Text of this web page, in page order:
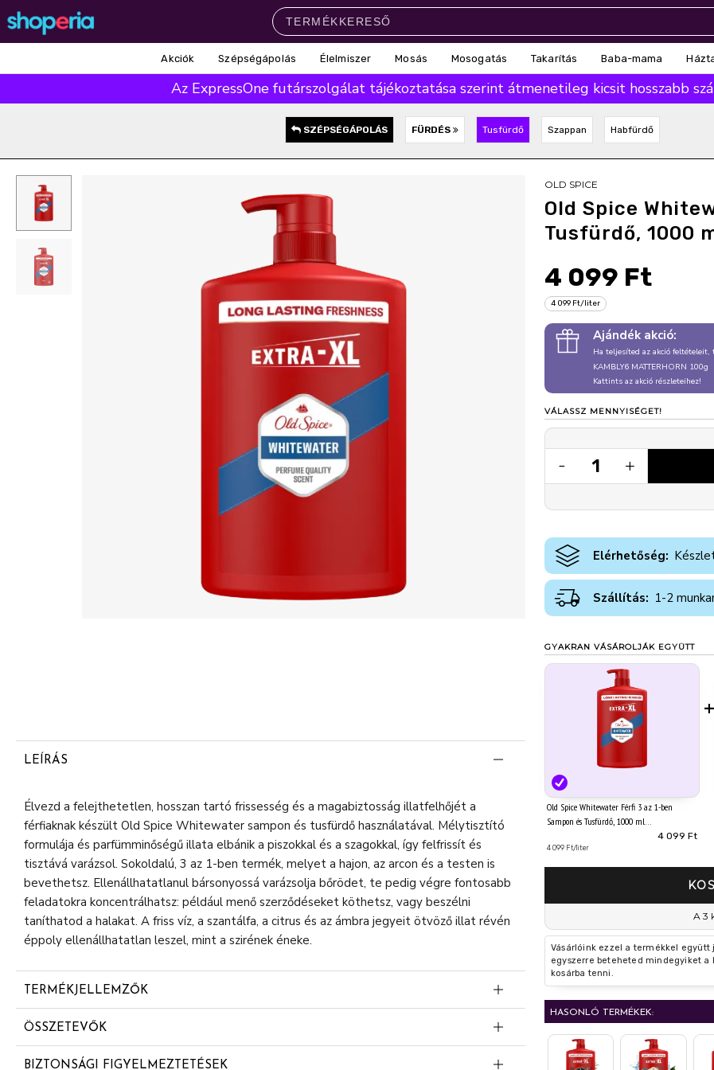
Élelmiszer
Népszerű márkák
Népszerű keresések
leukoplast finish
Akciók Szépségápolás Élelmiszer Mosás Mosogatás Takarítás Baba-mama
Az ExpressOne futárszolgálat tájékoztatása szerint átmenetileg kicsit hosszabb
SZÉPSÉGÁPOLÁS FÜRDÉS Tusfürdő Szappan Habfürdő
OLD SPICE
Old Spice
Tusfürdő, 1000
4 099 Ft
4 099 Ft/liter
Ajándék akció:
Ha teljesíted az akció feltételeit,
KAMBLY6 MATTERHORN 100g
Kattints az akció részleteihez!
VÁLASSZ MENNYISÉGET!
- 1 +
Elérhetőség:
Szállítás: 1-2
GYAKRAN VÁSÁROLJÁK EGYÜTT
Old Spice Whitewater Férfi 3 az 1-ben
Sampon és Tusfürdő, 1000 ml
4 099 Ft
4 099 Ft/liter
+
A 3
Vásárlóink ezzel a termékkel
egyszerre beteheted mindegyiket
kosárba tenni.
HASONLÓ TERMÉKEK:
LEÍRÁS
Élvezd a felejthetetlen, hosszan tartó frissesség és a magabiztosság illatfelhőjét a
férfiaknak készült Old Spice Whitewater sampon és tusfürdő használatával. Mélytisztító
formulája és parfümminőségű illata elbánik a piszokkal és a szagokkal, így felfrissít és
tisztává varázsol. Sokoldalú, 3 az 1-ben termék, melyet a hajon, az arcon és a testen is
bevethetsz. Ellenállhatatlanul bársonyossá varázsolja bőrödet, te pedig végre fontosabb
feladatokra koncentrálhatsz: például menő szerződéseket köthetsz, vagy beszélni
taníthatod a halakat. A friss víz, a szantálfa, a citrus és az ámbra jegyeit ötvöző illat révén
éppoly ellenállhatatlan leszel, mint a szirének éneke.
TERMÉKJELLEMZŐK
ÜDV A HOSSZAN TARTÓ, PARFÜMMINŐSÉGŰ FRISSESSÉGNEK: Az Old Spice
sampon és tusfürdő mélytisztító technológiája és parfümminőségű illata gondoskodik
arról, hogy tetőtől talpig felfrissülj
ÖSSZETEVŐK
BIZTONSÁGI FIGYELMEZTETÉSEK